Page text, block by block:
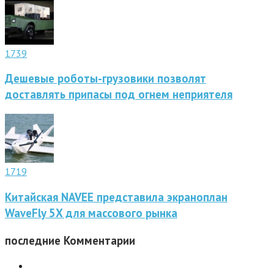
1739
Дешевые роботы-грузовики позволят
доставлять припасы под огнем неприятеля
1719
Китайская NAVEE представила экраноплан
WaveFly 5X для массового рынка
последние Комментарии